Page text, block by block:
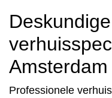
Deskundige
Amsterdam
Professionele